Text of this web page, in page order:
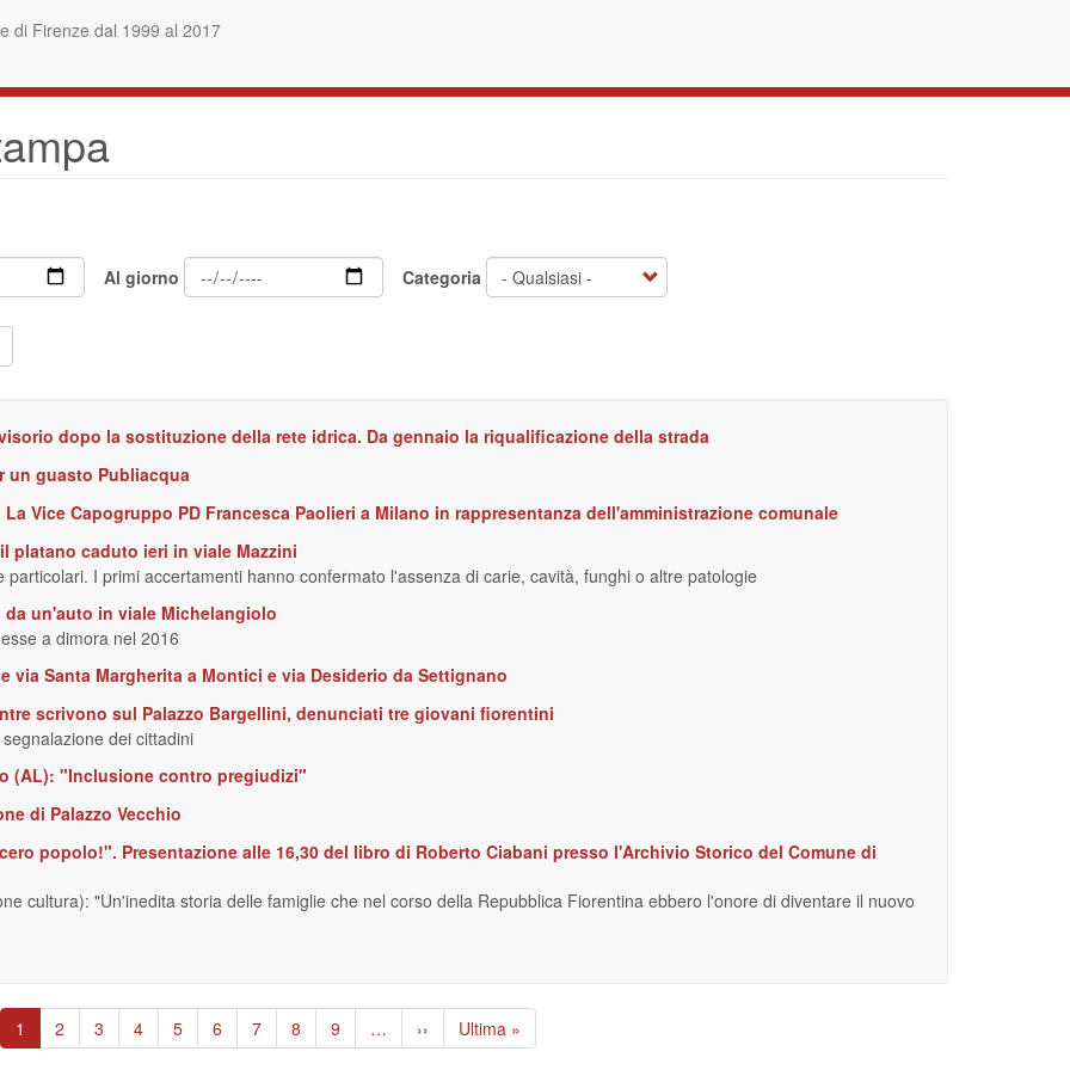
di Firenze dal 1999 al 2017
Al giorno Categoria
dopo la sostituzione della rete idrica. Da gennaio la riqualificazione della strada
un guasto Publiacqua
Vice Capogruppo PD Francesca Paolieri a Milano in rappresentanza dell'amministrazione comunale
platano caduto ieri in viale Mazzini
I primi accertamenti hanno confermato l'assenza di carie, cavità, funghi o altre patologie
un'auto in viale Michelangiolo
a dimora nel 2016
via Santa Margherita a Montici e via Desiderio da Settignano
scrivono sul Palazzo Bargellini, denunciati tre giovani fiorentini
dei cittadini
(AL): "Inclusione contro pregiudizi"
di Palazzo Vecchio
popolo!". Presentazione alle 16,30 del libro di Roberto Ciabani presso l'Archivio Storico del Comune di
cultura): "Un'inedita storia delle famiglie che nel corso della Repubblica Fiorentina ebbero l'onore di diventare il nuovo
Pagina
attuale
1 Page
2 Page
3 Page
4 Page
5 Page
6 Page
7 Page
8 Page
9 …
Pagina
successiva
››
Ultima
pagina
Ultima »